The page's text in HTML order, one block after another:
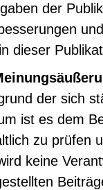
der
dieser
der sich
ist es dem
zu prüfen
keine